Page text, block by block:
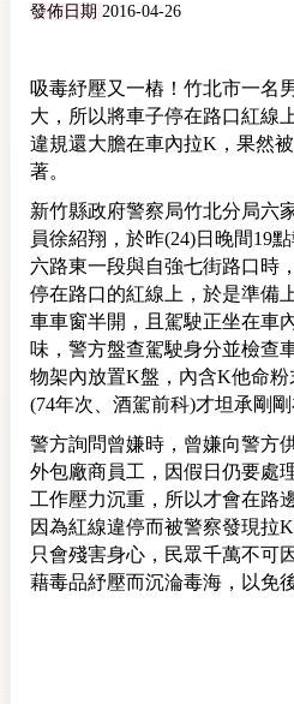
發佈日期 2016-04-26
吸毒紓壓又一樁！竹北市一名
大，所以將車子停在路口紅線
違規還大膽在車內拉K，果然
著。
新竹縣政府警察局竹北分局六
員徐紹翔，於昨(24)日晚間19
六路東一段與自強七街路口時
停在路口的紅線上，於是準備
車車窗半開，且駕駛正坐在車
味，警方盤查駕駛身分並檢查
物架內放置K盤，內含K他命
(74年次、酒駕前科)才坦承剛
警方詢問曾嫌時，曾嫌向警方
外包廠商員工，因假日仍要處
工作壓力沉重，所以才會在路
因為紅線違停而被警察發現拉
只會殘害身心，民眾千萬不可
藉毒品紓壓而沉淪毒海，以免